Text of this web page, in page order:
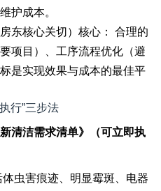
护成本。
东核心关切）核心： 合理的
项目）、工序流程优化（避
是实现效果与成本的最佳平
行”三步法
清洁需求清单》（可立即执
虫害痕迹、明显霉斑、电器